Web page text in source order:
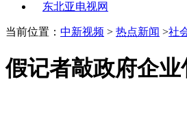
东北亚电视网
当前位置： 中新视频 > 热点新闻 >社
假记者敲政府企